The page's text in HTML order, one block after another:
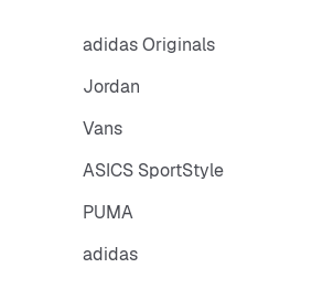
adidas Originals
Jordan
Vans
ASICS SportStyle
PUMA
adidas